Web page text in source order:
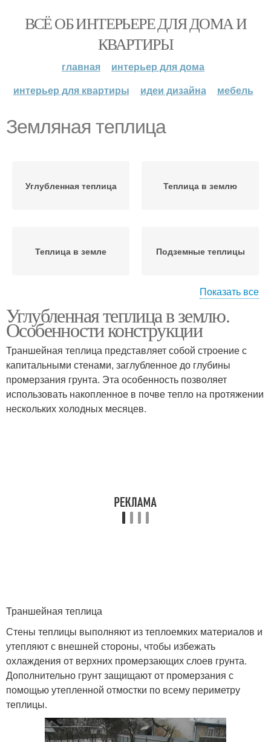
ВСЁ ОБ ИНТЕРЬЕРЕ ДЛЯ ДОМА И
КВАРТИРЫ
главная
интерьер для дома
интерьер для квартиры
идеи дизайна мебель
Земляная теплица
Углубленная теплица Теплица в землю
Теплица в земле Подземные теплицы
Подземная теплица Заглубленные теплицы
Теплица в яме Заглубленная теплица
Показать все
Углубленная теплица в землю.
Особенности конструкции
Траншейная теплица представляет собой строение с
капитальными стенами, заглубленное до глубины
промерзания грунта. Эта особенность позволяет
использовать накопленное в почве тепло на протяжении
нескольких холодных месяцев.
Траншейная теплица
Стены теплицы выполняют из теплоемких материалов и
утепляют с внешней стороны, чтобы избежать
охлаждения от верхних промерзающих слоев грунта.
Дополнительно грунт защищают от промерзания с
помощью утепленной отмостки по всему периметру
теплицы.